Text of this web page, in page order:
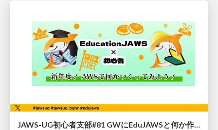
JAWS-UG初心者支部#81 GWにEduJAWSと何か作ろうもくもく会！